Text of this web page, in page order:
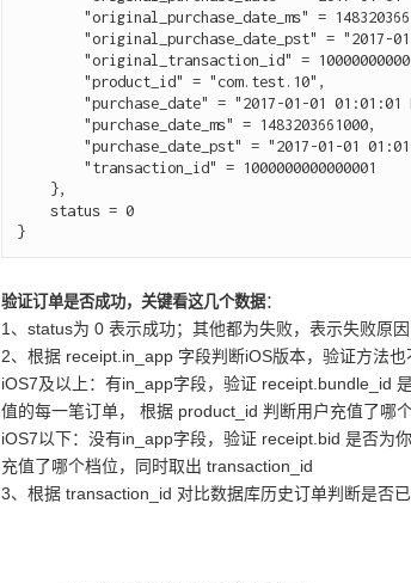
    status = 0
验证订单是否成功，关键看这几个数据：
1、status为 0 表示成功；其他都为失败，表示失败原因
2、根据 receipt.in_app 字段判断iOS版本，验证方法也
iOS7及以上：有in_app字段，验证 receipt.bundle_id
值的每一笔订单， 根据 product_id 判断用户充值了哪
iOS7以下：没有in_app字段，验证 receipt.bid 是否为
充值了哪个档位，同时取出 transaction_id
3、根据 transaction_id 对比数据库历史订单判断是否